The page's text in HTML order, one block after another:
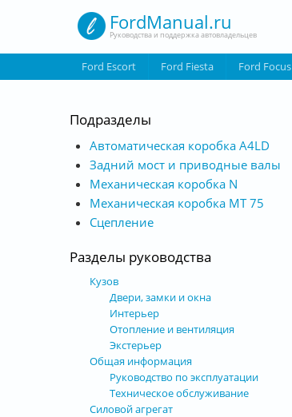
FordManual.ru
Руководства и поддержка автовладельцев
Ford Escort Ford Fiesta Ford Focus
Подразделы
Автоматическая коробка А4LD
Задний мост и приводные валы
Механическая коробка N
Механическая коробка МТ 75
Сцепление
Разделы руководства
Кузов
Двери, замки и окна
Интерьер
Отопление и вентиляция
Экстерьер
Общая информация
Руководство по эксплуатации
Техническое обслуживание
Силовой агрегат